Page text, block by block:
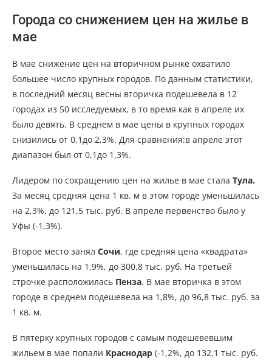
Города со снижением цен на жилье в
мае
В мае снижение цен на вторичном рынке охватило
большее число крупных городов. По данным статистики,
в последний месяц весны вторичка подешевела в 12
городах из 50 исследуемых, в то время как в апреле их
было девять. В среднем в мае цены в крупных городах
снизились от 0,1до 2,3%. Для сравнения:в апреле этот
диапазон был от 0,1до 1,3%.
Лидером по сокращению цен на жилье в мае стала Тула.
За месяц средняя цена 1 кв. м в этом городе уменьшилась
на 2,3%, до 121,5 тыс. руб. В апреле первенство было у
Уфы (-1,3%).
Второе место занял Сочи, где средняя цена «квадрата»
уменьшилась на 1,9%, до 300,8 тыс. руб. На третьей
строчке расположилась Пенза. В мае вторичка в этом
городе в среднем подешевела на 1,8%, до 96,8 тыс. руб. за
1 кв. м.
В пятерку крупных городов с самым подешевевшим
жильем в мае попали Краснодар (-1,2%, до 132,1 тыс. руб.